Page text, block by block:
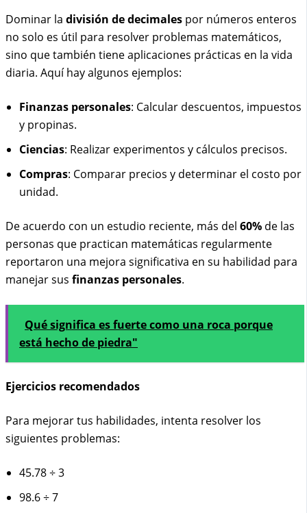
Dominar la división de decimales por números enteros
no solo es útil para resolver problemas matemáticos,
sino que también tiene aplicaciones prácticas en la vida
diaria. Aquí hay algunos ejemplos:
Finanzas personales: Calcular descuentos, impuestos
y propinas.
Ciencias: Realizar experimentos y cálculos precisos.
Compras: Comparar precios y determinar el costo por
unidad.
De acuerdo con un estudio reciente, más del 60% de las
personas que practican matemáticas regularmente
reportaron una mejora significativa en su habilidad para
manejar sus finanzas personales.
Qué significa es fuerte como una roca porque
está hecho de piedra"
Ejercicios recomendados
Para mejorar tus habilidades, intenta resolver los
siguientes problemas:
45.78 ÷ 3
98.6 ÷ 7